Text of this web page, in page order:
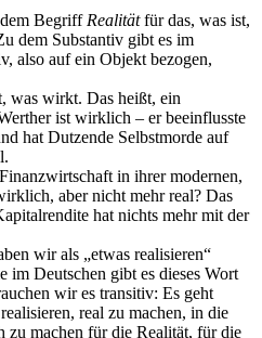
Begriff Realitätfür das, was ist,
dem Substantiv gibt es im
also auf ein Objekt bezogen,
was wirkt. Das heißt, ein
ist wirklich – er beeinflusste
hat Dutzende Selbstmorde auf
in ihrer modernen,
aber nicht mehr real? Das
hat nichts mehr mit der
wir als „etwas realisieren“
im Deutschen gibt es dieses Wort
wir es transitiv: Es geht
real zu machen, in die
zu machen für die Realität, für die